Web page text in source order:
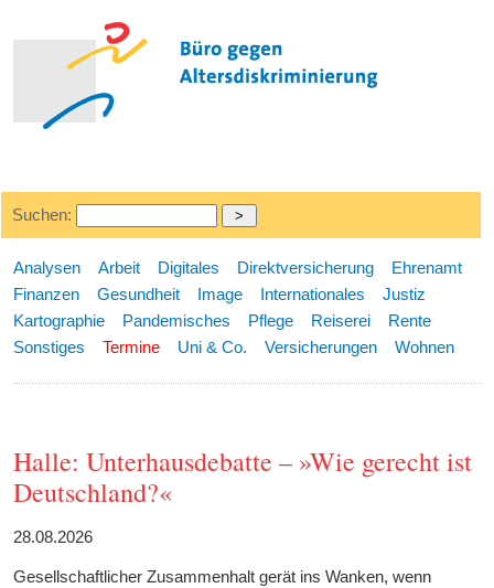
Suchen:
Analysen Arbeit Digitales Direktversicherung
Ehrenamt
Finanzen
Gesundheit Image Internationales
Justiz
Kartographie
Pandemisches Pflege Reiserei
Rente
Sonstiges
Termine Uni & Co. Versicherungen Wohnen
Halle: Unterhausdebatte – »Wie gerecht ist
Deutschland?«
28.08.2026
Gesellschaftlicher Zusammenhalt gerät ins Wanken, wenn